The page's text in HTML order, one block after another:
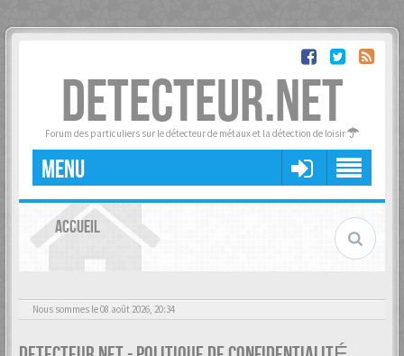
DETECTEUR.NET
Forum des particuliers sur le détecteur de métaux et la détection de loisir
MENU
ACCUEIL
Nous sommes le 08 août 2026, 20:34